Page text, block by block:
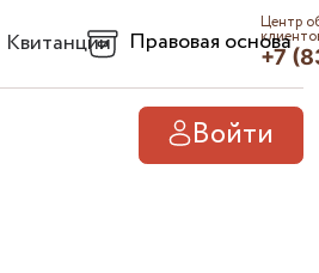
Квитанции Правовая основа
Центр
+7
Войти